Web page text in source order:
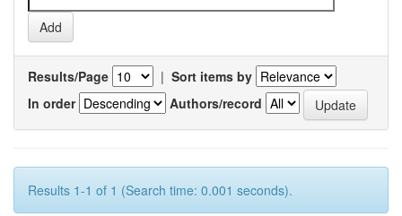
Results/Page | Sort items by
In order
Authors/record
Results 1-1 of 1 (Search time: 0.001 seconds).